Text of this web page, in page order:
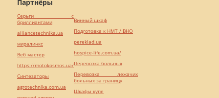
Партнёры
Серьги с
бриллиантами
alliancetechnika.ua
миралинкс
Веб мастер
https://motokosmos.ua/
Синтезаторы
agrotechnika.com.ua
Винный шкаф
Подготовка к НМТ / ВНО
pereklad.ua
hospice-life.com.ua/
Перевозка больных
Перевозка лежачих
больных за границу
Шкафы купе